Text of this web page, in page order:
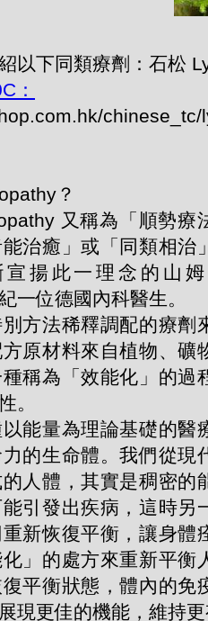
以下同類療劑：石松
：
chinese_tc/
？
又稱為「順勢療
治癒」或「同類相治
揚此一理念的山
一位德國內科醫生。
別方法稀釋調配的療劑
原材料來自植物、礦
稱為「效能化」的過
。
以能量為理論基礎的醫
的生命體。我們從現
人體，其實是稠密的
引發出疾病，這時另
新恢復平衡，讓身體
」的處方來重新平衡
平衡狀態，體內的免
現更佳的機能，維持